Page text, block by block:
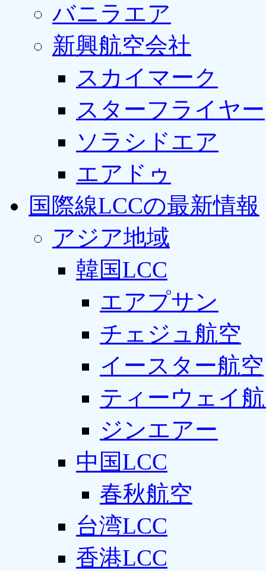
バニラエア
新興航空会社
スカイマーク
スターフライヤー
ソラシドエア
エアドゥ
国際線LCCの最新情報
アジア地域
韓国LCC
エアプサン
チェジュ航空
イースター航空
ティーウェイ
ジンエアー
中国LCC
春秋航空
台湾LCC
香港LCC